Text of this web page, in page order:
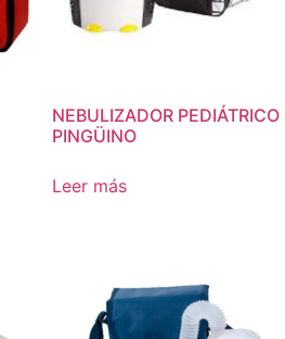
NEBULIZADOR PEDIÁTRICO
PINGÜINO
Leer más